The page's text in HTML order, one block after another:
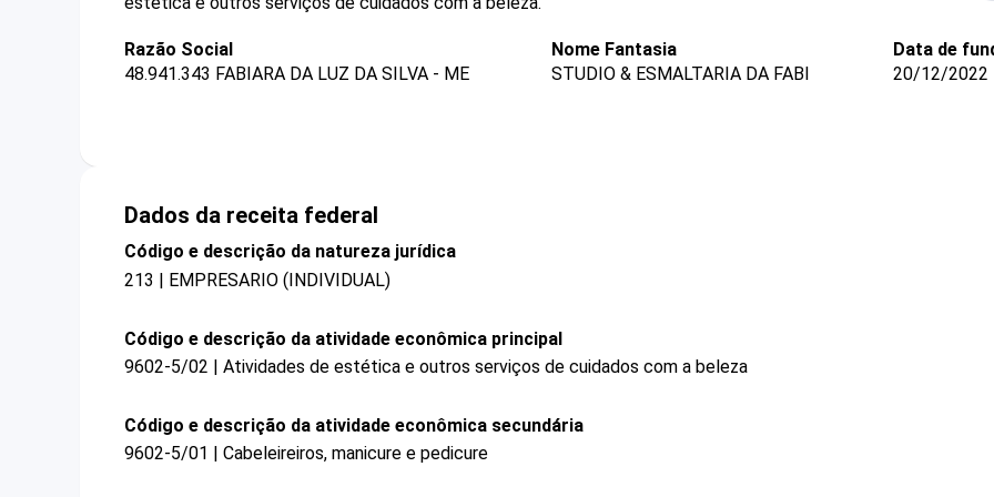
Razão Social
48.941.343 FABIARA DA LUZ DA SILVA - ME
Nome Fantasia
STUDIO & ESMALTARIA DA FABI
Data de
20/12/2022
Dados da receita federal
Código e descrição da natureza jurídica
213 | EMPRESARIO (INDIVIDUAL)
Código e descrição da atividade econômica principal
9602-5/02 | Atividades de estética e outros serviços de cuidados com a beleza
Código e descrição da atividade econômica secundária
9602-5/01 | Cabeleireiros, manicure e pedicure